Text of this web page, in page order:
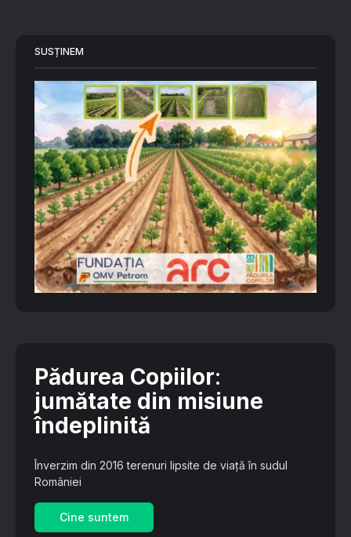
SUSȚINEM
Pădurea Copiilor:
jumătate din misiune
îndeplinită
Înverzim din 2016 terenuri lipsite de viață în sudul
României
Cine suntem